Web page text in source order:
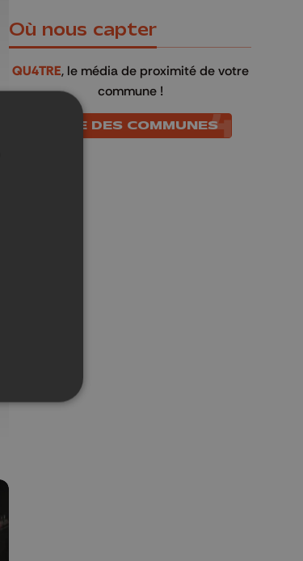
Où nous capter
QU4TRE, le média de proximité de votre
commune !
LISTE DES COMMUNES